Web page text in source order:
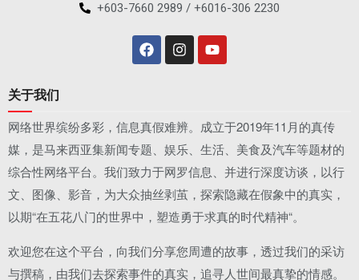
+603-7660 2989 / +6016-306 2230
关于我们
网络世界缤纷多彩，信息真假难辨。成立于2019年11月的真传
媒，是马来西亚集新闻专题、娱乐、生活、美食及汽车等题材的
综合性网络平台。我们致力于网罗信息、并进行深度访谈，以行
文、图像、影音，为大众抽丝剥茧，探索隐藏在假象中的真实，
以期“在五花八门的世界中，塑造勇于求真的时代精神“。
欢迎您在这个平台，向我们分享您周遭的故事，透过我们的采访
与撰稿，由我们去探索事件的真实，追寻人世间最真挚的情感。